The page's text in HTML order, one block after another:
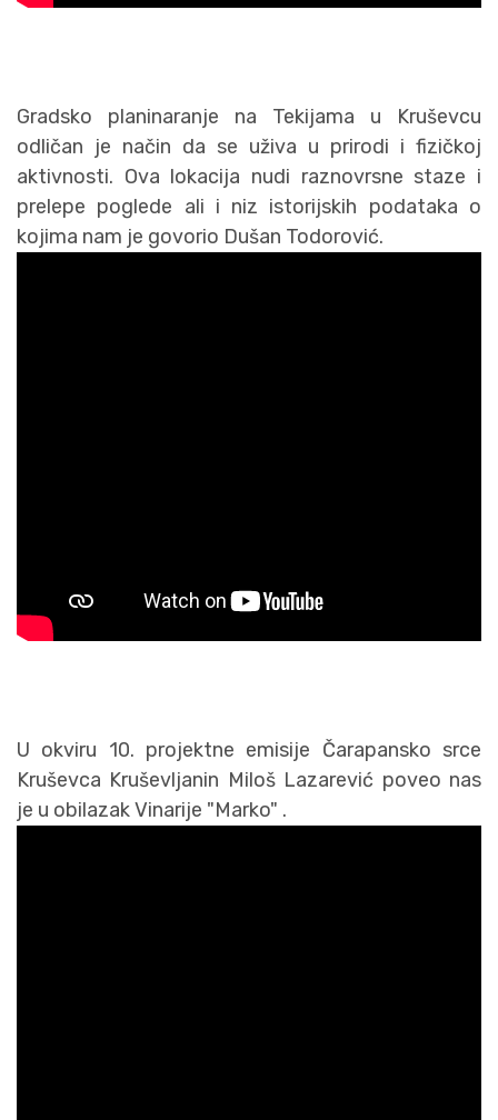
Gradsko planinaranje na Tekijama u Kruševcu
odličan je način da se uživa u prirodi i fizičkoj
aktivnosti. Ova lokacija nudi raznovrsne staze i
prelepe poglede ali i niz istorijskih podataka o
kojima nam je govorio Dušan Todorović.
U okviru 10. projektne emisije Čarapansko srce
Kruševca Kruševljanin Miloš Lazarević poveo nas
je u obilazak Vinarije "Marko" .